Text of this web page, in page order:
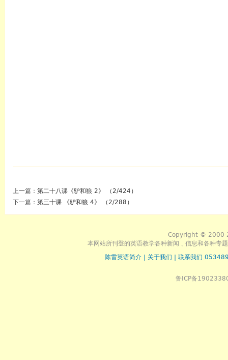
上一篇： 第二十八课《驴和狼 2》 （2/424）
下一篇： 第三十课 《驴和狼 4》 （2/288）
Copyright © 2000-
本网站所刊登的英语教学各种新闻﹑信息和各种专
陈雷英语简介
关于我们 联系我们
鲁ICP备